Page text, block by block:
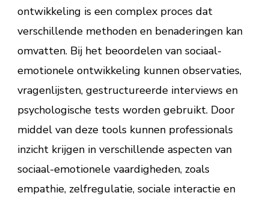
ontwikkeling is een complex proces dat
verschillende methoden en benaderingen kan
omvatten. Bij het beoordelen van sociaal-
emotionele ontwikkeling kunnen observaties,
vragenlijsten, gestructureerde interviews en
psychologische tests worden gebruikt. Door
middel van deze tools kunnen professionals
inzicht krijgen in verschillende aspecten van
sociaal-emotionele vaardigheden, zoals
empathie, zelfregulatie, sociale interactie en